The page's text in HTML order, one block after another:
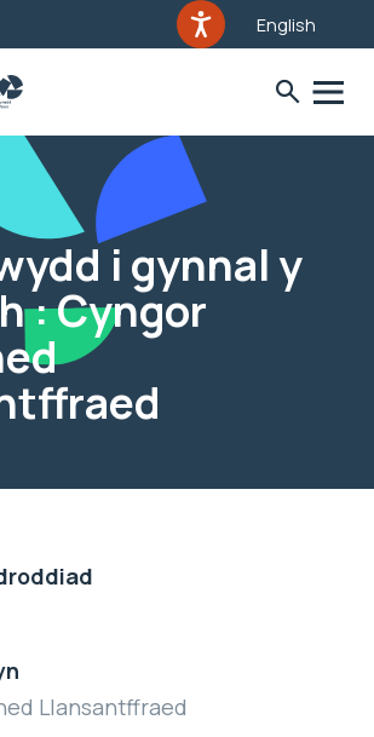
English
i gynnal y
: Cyngor
Llansantffraed